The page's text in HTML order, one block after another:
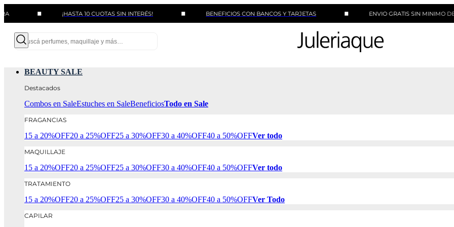
¡HASTA 10 CUOTAS SIN INTERÉS! BENEFICIOS CON BANCOS Y TARJETAS ENVIO GRATIS SIN MINIMO DE
BEAUTY SALE
Destacados
Combos en SaleEstuches en SaleBeneficiosTodo en Sale
FRAGANCIAS
15 a 20%OFF20 a 25%OFF25 a 30%OFF30 a 40%OFF40 a 50%OFFVer todo
MAQUILLAJE
15 a 20%OFF20 a 25%OFF25 a 30%OFF30 a 40%OFF40 a 50%OFFVer todo
TRATAMIENTO
15 a 20%OFF20 a 25%OFF25 a 30%OFF30 a 40%OFF40 a 50%OFFVer Todo
CAPILAR